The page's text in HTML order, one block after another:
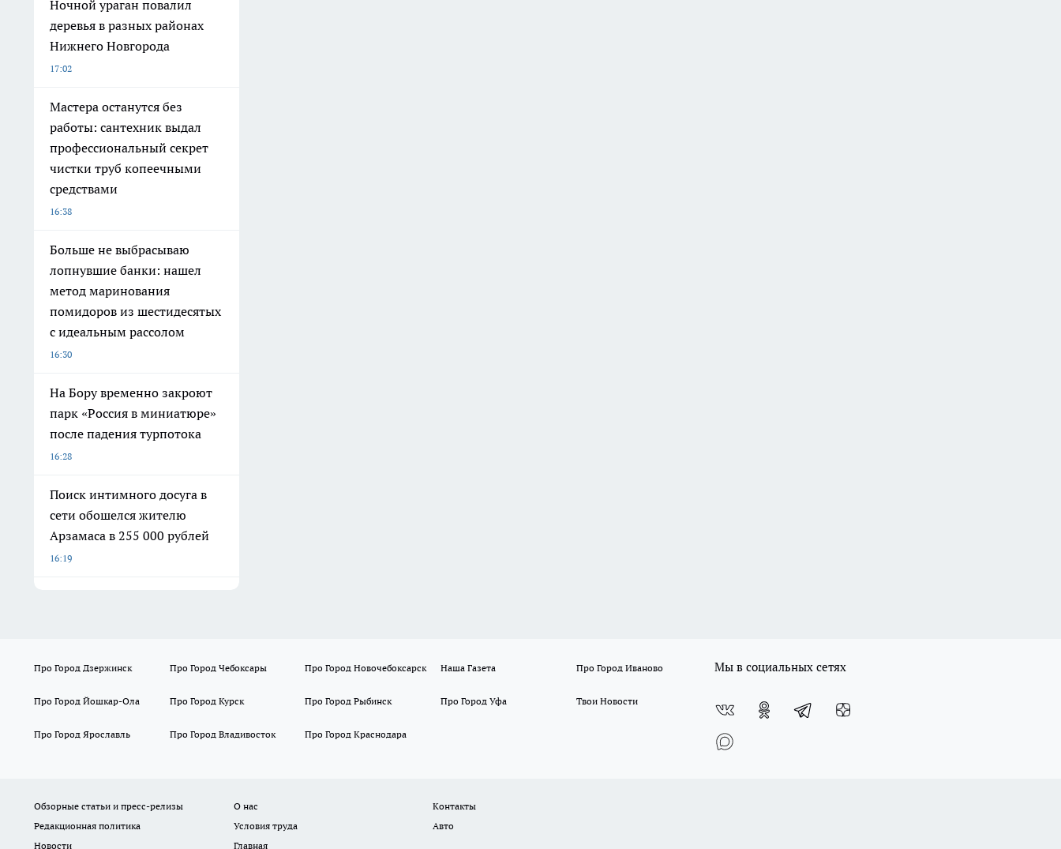
Ночной ураган повалил
деревья в разных районах
Нижнего Новгорода
17:02
Мастера останутся без
работы: сантехник выдал
профессиональный секрет
чистки труб копеечными
средствами
16:38
Больше не выбрасываю
лопнувшие банки: нашел
метод маринования
помидоров из шестидесятых
с идеальным рассолом
16:30
На Бору временно закроют
парк «Россия в миниатюре»
после падения турпотока
16:28
Поиск интимного досуга в
сети обошелся жителю
Арзамаса в 255 000 рублей
16:19
Про Город Дзержинск Про Город Чебоксары Про Город Новочебоксарск Наша Газета Про Город Иваново
Про Город Йошкар-Ола Про Город Курск Про Город Рыбинск Про Город Уфа Твои Новости
Про Город Ярославль Про Город Владивосток Про Город Краснодара
Мы в социальных сетях
Обзорные статьи и пресс-релизы О нас
Контакты
Редакционная политика
Условия труда
Авто
Новости
Главная